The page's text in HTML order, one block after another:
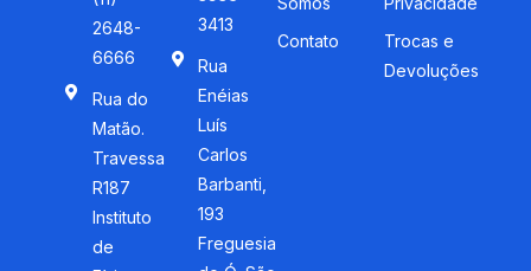
2648-
6666
Rua do
Matão.
Travessa
R187
Instituto
de
3413
Rua
Enéias
Luís
Carlos
Barbanti,
193
Freguesia
Contato
Trocas e
Devoluções